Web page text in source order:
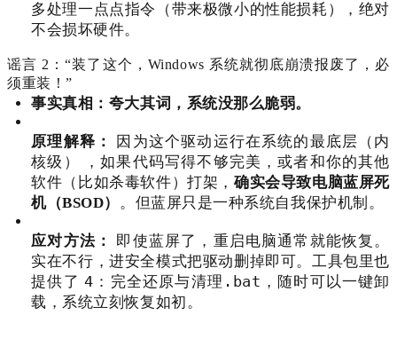
多处理一点点指令（带来极微小的性能损耗），绝对
不会损坏硬件。
谣言 2：“装了这个，Windows 系统就彻底崩溃报废了，必
须重装！”
事实真相：夸大其词，系统没那么脆弱。
原理解释：
因为这个驱动运行在系统的最底层（内
核级）
，如果代码写得不够完美，或者和你的其他
软件（比如杀毒软件）打架，确实会导致电脑蓝屏死
机（BSOD） 。但蓝屏只是一种系统自我保护机制。
应对方法：
即使蓝屏了，重启电脑通常就能恢复。
实在不行，进安全模式把驱动删掉即可。工具包里也
提供了4：完全还原与清理.bat ，随时可以一键卸
载，系统立刻恢复如初。